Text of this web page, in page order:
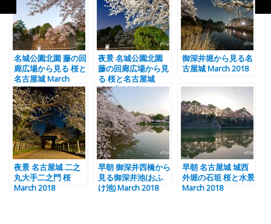
名城公園北園 藤の回
廊広場から見る 桜と
名古屋城 March
2018
夜景 名城公園北園
藤の回廊広場から見
る 桜と名古屋城
March 2018
御深井堀から見る名
古屋城 March 2018
夜景 名古屋城 二之
丸大手二之門 桜
March 2018
早朝 御深井西橋から
見る御深井池(おふ
け池) March 2018
早朝 名古屋城 城西
外堀の石垣 桜と水景
March 2018